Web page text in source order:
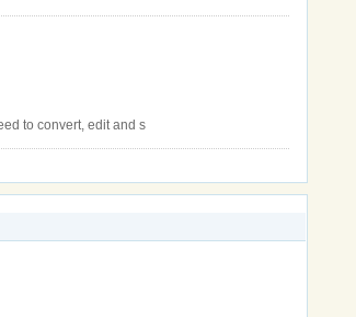
to convert, edit and s